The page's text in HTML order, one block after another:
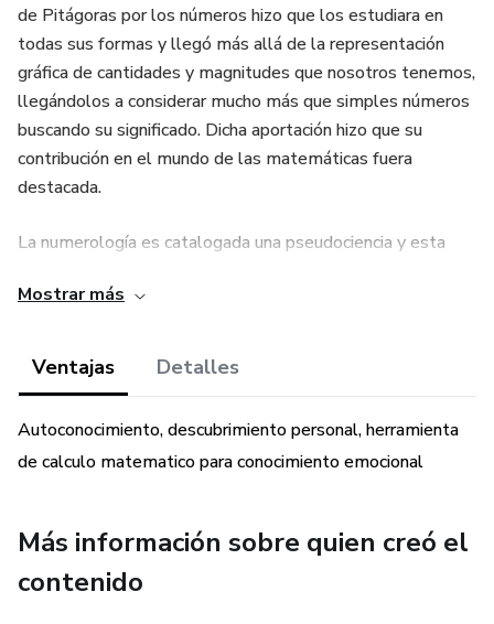
de Pitágoras por los números hizo que los estudiara en
todas sus formas y llegó más allá de la representación
gráfica de cantidades y magnitudes que nosotros tenemos,
llegándolos a considerar mucho más que simples números
buscando su significado. Dicha aportación hizo que su
contribución en el mundo de las matemáticas fuera
destacada.
La numerología es catalogada una pseudociencia y esta
números, para ello, establece 9 fuerzas o 9 vibraciones
Al terminar esta presentacion, podras ser capaz de
los digitos que te rigen.
Mostrar más
Ventajas Detalles
Autoconocimiento, descubrimiento personal, herramienta
de calculo matematico para conocimiento emocional
Más información sobre quien creó el
contenido